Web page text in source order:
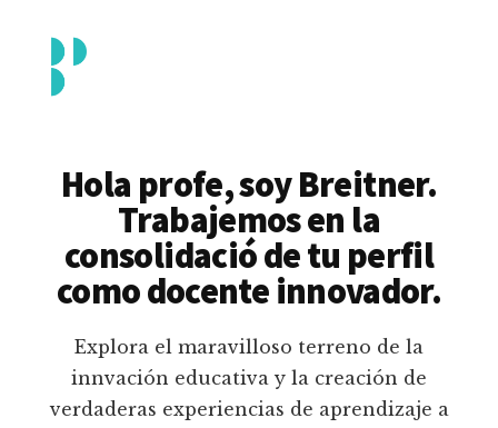
contenido
principal
menu
Piedrahita
docente
pedagógico
educativas
digitales
Hola profe, soy Breitner.
Trabajemos en la
consolidació de tu perfil
como docente innovador.
Explora el maravilloso terreno de la
innvación educativa y la creación de
verdaderas experiencias de aprendizaje a